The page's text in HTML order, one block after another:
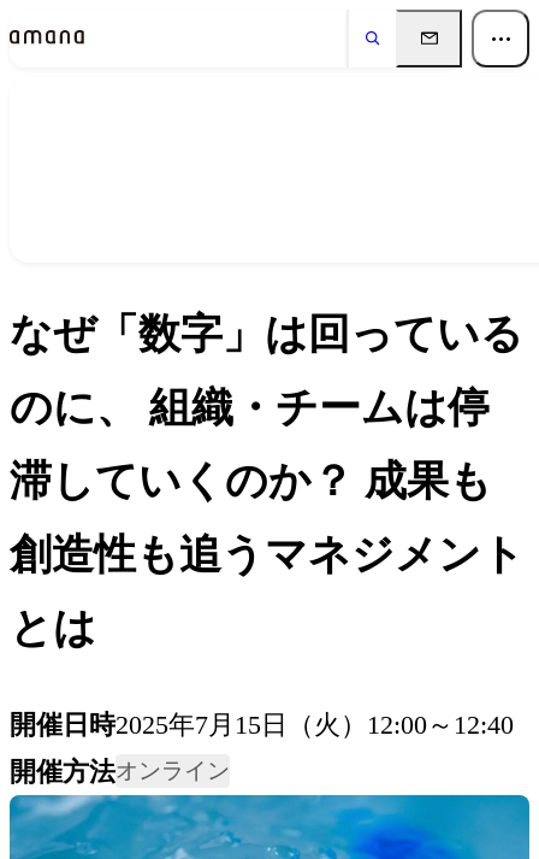
なぜ「数字」は回っている
のに、 組織・チームは停
滞していくのか？ 成果も
創造性も追うマネジメント
とは
開催日時2025年7月15日（火）12:00～12:40
開催方法オンライン